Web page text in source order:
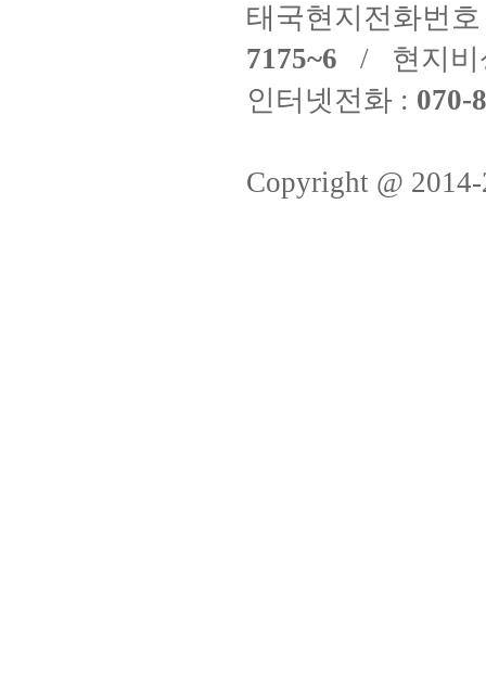
태국현지전화번
7175~6 / 현지비
인터넷전화 : 070-
Copyright @